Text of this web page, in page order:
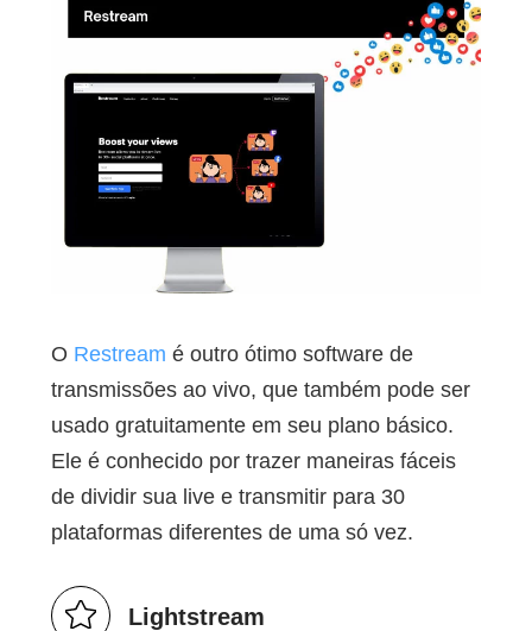
O Restream é outro ótimo software de
transmissões ao vivo, que também pode ser
usado gratuitamente em seu plano básico.
Ele é conhecido por trazer maneiras fáceis
de dividir sua live e transmitir para 30
plataformas diferentes de uma só vez.
Lightstream